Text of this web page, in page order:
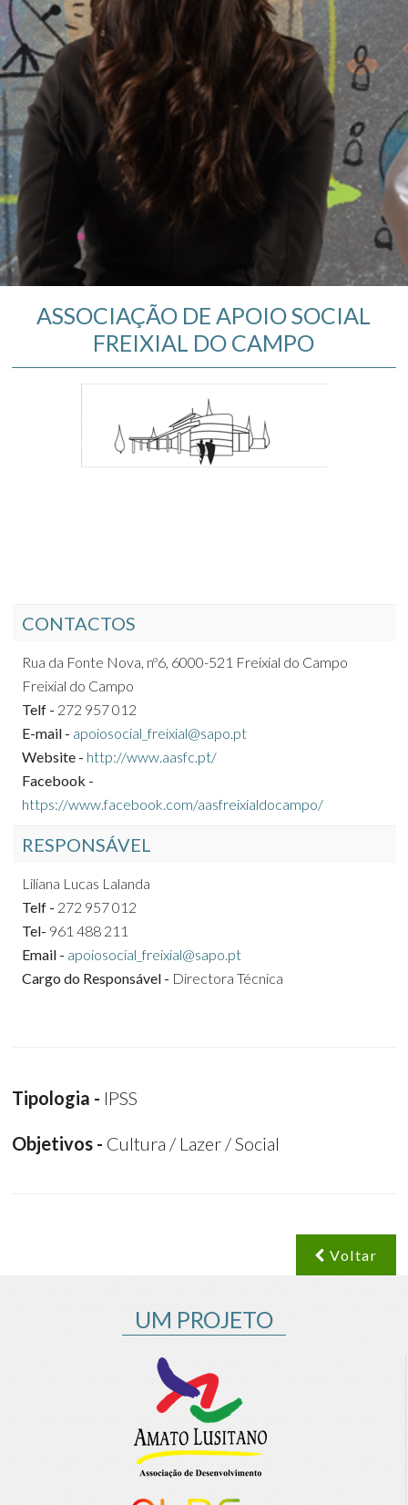
ASSOCIAÇÃO DE APOIO SOCIAL
FREIXIAL DO CAMPO
CONTACTOS
Rua da Fonte Nova, nº6, 6000-521 Freixial do Campo
Freixial do Campo
Telf - 272 957 012
E-mail - apoiosocial_freixial@sapo.pt
Website - http://www.aasfc.pt/
Facebook -
https://www.facebook.com/aasfreixialdocampo/
RESPONSÁVEL
Liliana Lucas Lalanda
Telf - 272 957 012
Tel- 961 488 211
Email - apoiosocial_freixial@sapo.pt
Cargo do Responsável - Directora Técnica
Tipologia - IPSS
Objetivos - Cultura / Lazer / Social
Voltar
UM PROJETO